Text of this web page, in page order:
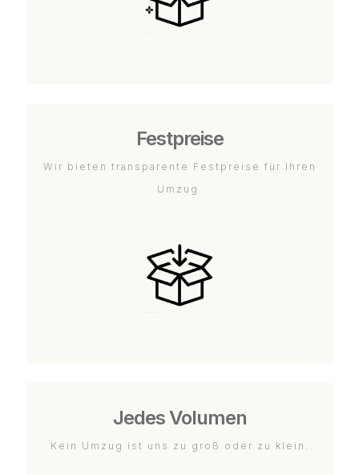
Festpreise
Wir bieten transparente Festpreise für Ihren
Umzug.
Jedes Volumen
Kein Umzug ist uns zu groß oder zu klein.